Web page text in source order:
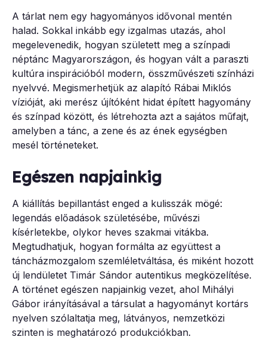
A tárlat nem egy hagyományos idővonal mentén
halad. Sokkal inkább egy izgalmas utazás, ahol
megelevenedik, hogyan született meg a színpadi
néptánc Magyarországon, és hogyan vált a paraszti
kultúra inspirációból modern, összművészeti színházi
nyelvvé. Megismerhetjük az alapító Rábai Miklós
vízióját, aki merész újítóként hidat épített hagyomány
és színpad között, és létrehozta azt a sajátos műfajt,
amelyben a tánc, a zene és az ének egységben
mesél történeteket.
Egészen napjainkig
A kiállítás bepillantást enged a kulisszák mögé:
legendás előadások születésébe, művészi
kísérletekbe, olykor heves szakmai vitákba.
Megtudhatjuk, hogyan formálta az együttest a
táncházmozgalom szemléletváltása, és miként hozott
új lendületet Timár Sándor autentikus megközelítése.
A történet egészen napjainkig vezet, ahol Mihályi
Gábor irányításával a társulat a hagyományt kortárs
nyelven szólaltatja meg, látványos, nemzetközi
szinten is meghatározó produkciókban.